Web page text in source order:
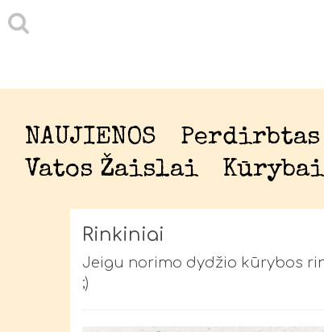
NAUJIENOS
Vatos Žaislai
Kūrybai
Rinkiniai
Jeigu norimo dydžio kūrybos
;)